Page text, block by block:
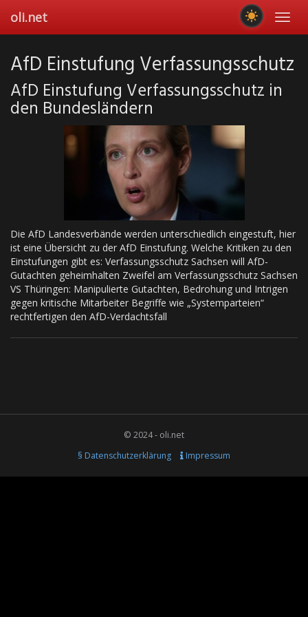
main
oli.net
AfD Einstufung Verfassungsschutz
AfD Einstufung Verfassungsschutz in
den Bundesländern
Die AfD Landesverbände werden unterschiedlich eingestuft, hier
ist eine Übersicht zu der AfD Einstufung. Welche Kritiken zu den
Einstufungen gibt es: Verfassungsschutz Sachsen will AfD-
Gutachten geheimhalten Zweifel am Verfassungsschutz Sachsen
VS Thüringen: Manipulierte Gutachten, Bedrohung und Intrigen
gegen kritische Mitarbeiter Begriffe wie „Systemparteien“
rechtfertigen den AfD-Verdachtsfall
© 2024 - oli.net
§ Datenschutzerklärung
Impressum